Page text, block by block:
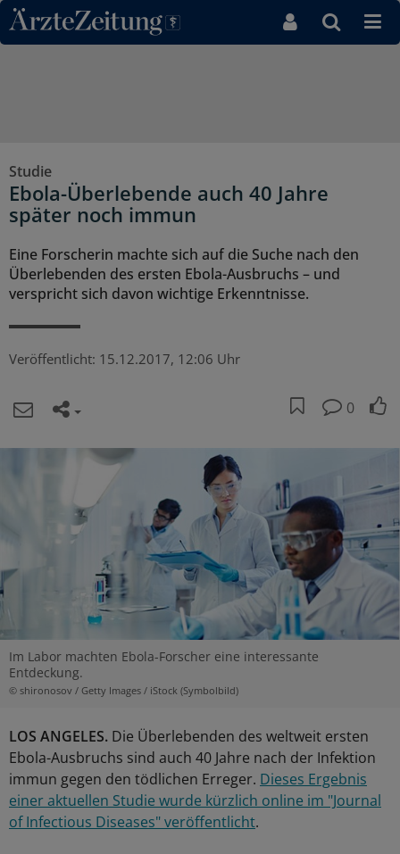
Direkt zum Inhaltsbereich
Studie
Ebola-Überlebende auch 40 Jahre
später noch immun
Eine Forscherin machte sich auf die Suche nach den
Überlebenden des ersten Ebola-Ausbruchs – und
verspricht sich davon wichtige Erkenntnisse.
Veröffentlicht: 15.12.2017, 12:06 Uhr
0
Im Labor machten Ebola-Forscher eine interessante
Entdeckung.
© shironosov / Getty Images / iStock (Symbolbild)
LOS ANGELES. Die Überlebenden des weltweit ersten
Ebola-Ausbruchs sind auch 40 Jahre nach der Infektion
immun gegen den tödlichen Erreger. Dieses Ergebnis
einer aktuellen Studie wurde kürzlich online im "Journal
of Infectious Diseases" veröffentlicht.